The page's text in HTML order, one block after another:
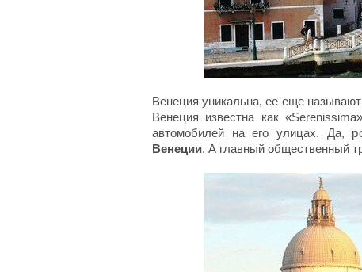
Венеция уникальна, ее еще
Венеция известна как
автомобилей на его улицах. Да,
Венеции. А главный общественный